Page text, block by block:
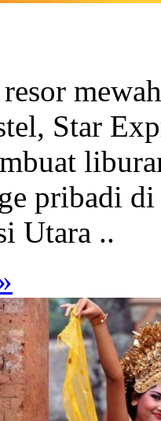
Star
pribadi
Utara ..